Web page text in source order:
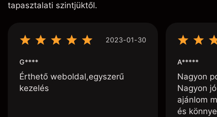
tapasztalati szintjüktől.
2023-01-30
G****
Érthető weboldal,egyszerű
kezelés
A*****
Nagyon
Nagyon
ajánlom
és